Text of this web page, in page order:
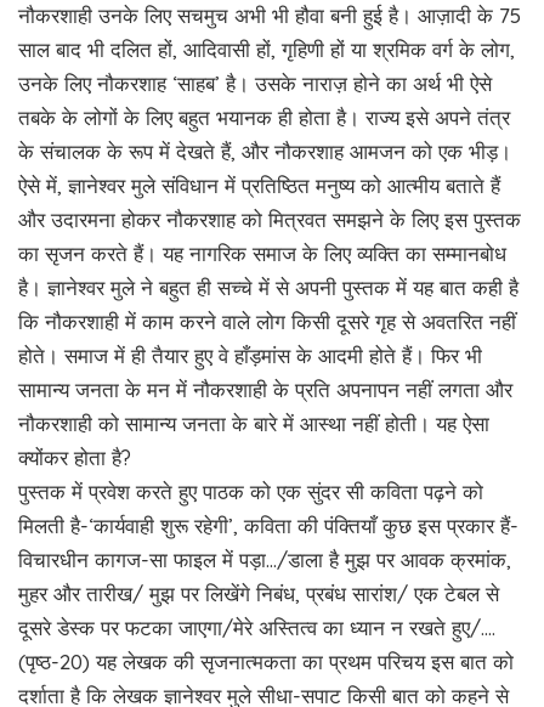
नौकरशाही उनके लिए सचमुच अभी भी हौवा बनी हुई है। आज़ादी के 75
साल बाद भी दलित हों, आदिवासी हों, गृहिणी हों या श्रमिक वर्ग के लोग,
उनके लिए नौकरशाह ‘साहब’ है। उसके नाराज़ होने का अर्थ भी ऐसे
तबके के लोगों के लिए बहुत भयानक ही होता है। राज्य इसे अपने तंत्र
के संचालक के रूप में देखते हैं, और नौकरशाह आमजन को एक भीड़।
ऐसे में, ज्ञानेश्वर मुले संविधान में प्रतिष्ठित मनुष्य को आत्मीय बताते हैं
और उदारमना होकर नौकरशाह को मित्रवत समझने के लिए इस पुस्तक
का सृजन करते हैं। यह नागरिक समाज के लिए व्यक्ति का सम्मानबोध
है। ज्ञानेश्वर मुले ने बहुत ही सच्चे में से अपनी पुस्तक में यह बात कही है
कि नौकरशाही में काम करने वाले लोग किसी दूसरे गृह से अवतरित नहीं
होते। समाज में ही तैयार हुए वे हाँड़मांस के आदमी होते हैं। फिर भी
सामान्य जनता के मन में नौकरशाही के प्रति अपनापन नहीं लगता और
नौकरशाही को सामान्य जनता के बारे में आस्था नहीं होती। यह ऐसा
क्योंकर होता है?
पुस्तक में प्रवेश करते हुए पाठक को एक सुंदर सी कविता पढ़ने को
मिलती है-‘कार्यवाही शुरू रहेगी’, कविता की पंक्तियाँ कुछ इस प्रकार हैं-
विचारधीन कागज-सा फाइल में पड़ा…/डाला है मुझ पर आवक क्रमांक,
मुहर और तारीख/ मुझ पर लिखेंगे निबंध, प्रबंध सारांश/ एक टेबल से
दूसरे डेस्क पर फटका जाएगा/मेरे अस्तित्व का ध्यान न रखते हुए/….
(पृष्ठ-20) यह लेखक की सृजनात्मकता का प्रथम परिचय इस बात को
दर्शाता है कि लेखक ज्ञानेश्वर मुले सीधा-सपाट किसी बात को कहने से